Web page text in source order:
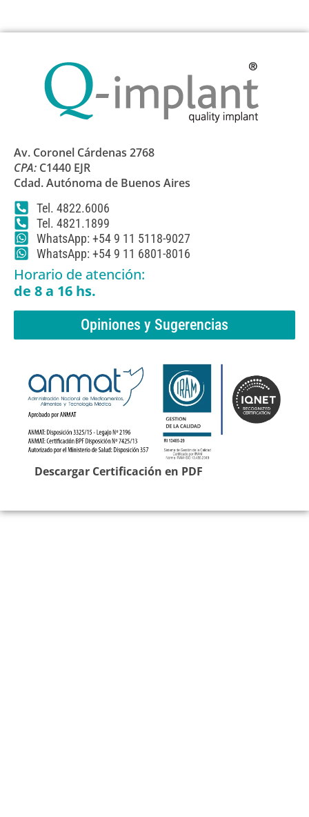
Av. Coronel Cárdenas 2768
CPA: C1440 EJR
Cdad. Autónoma de Buenos Aires
Tel. 4822.6006
Tel. 4821.1899
WhatsApp: +54 9 11 5118-9027
WhatsApp: +54 9 11 6801-8016
Horario de atención:
de 8 a 16 hs.
Opiniones y Sugerencias
Descargar Certificación en PDF